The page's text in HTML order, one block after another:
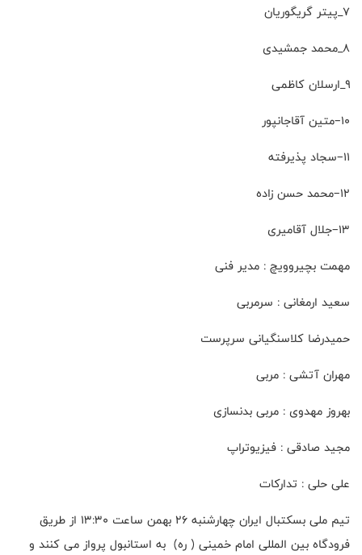
۷_پیتر گریگوریان
۸_محمد جمشیدی
۹_ارسلان کاظمی
۱۰–متین آقاجانپور
۱۱–سجاد پذیرفته
۱۲–محمد حسن زاده
۱۳–جلال آقامیری
مهمت بچیروویچ : مدیر فنی
سعید ارمغانی : سرمربی
حمیدرضا کلاسنگیانی سرپرست
مهران آتشی : مربی
بهروز مهدوی : مربی بدنسازی
مجید صادقی : فیزیوتراپ
علی حلی : تدارکات
تیم ملی بسکتبال ایران چهارشنبه ۲۶ بهمن ساعت ۱۳:۳۰ از طریق
فرودگاه بین المللی امام خمینی ( ره) به استانبول پرواز می کنند و